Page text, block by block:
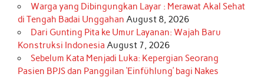
Warga yang Dibingungkan Layar : Merawat Akal Sehat
di Tengah Badai Unggahan August 8, 2026
Dari Gunting Pita ke Umur Layanan: Wajah Baru
Konstruksi Indonesia August 7, 2026
Sebelum Kata Menjadi Luka: Kepergian Seorang
Pasien BPJS dan Panggilan ‘Einfühlung’ bagi Nakes